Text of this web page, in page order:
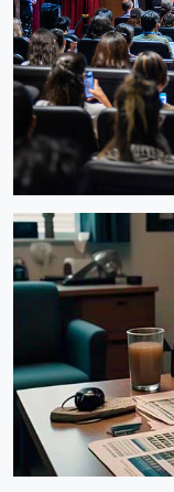
Apoyo a
Audiovisuales
Abierta hasta 01/12/